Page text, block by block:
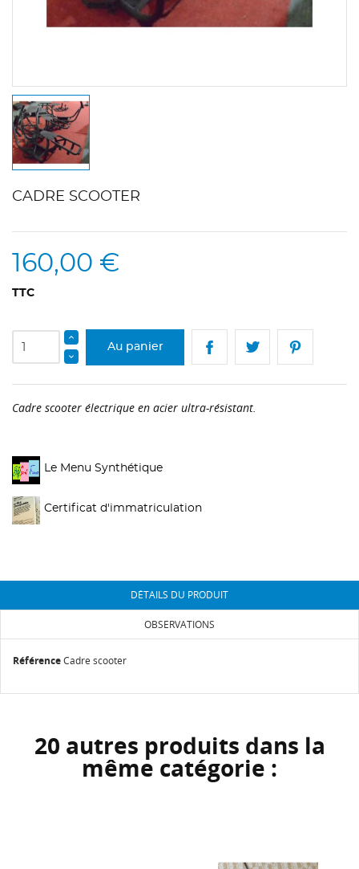
CADRE SCOOTER
160,00 €
TTC
Au panier
Cadre scooter électrique en acier ultra-résistant.
Le Menu Synthétique
Certificat d'immatriculation
DÉTAILS DU PRODUIT
OBSERVATIONS
RéférenceCadre scooter
20 autres produits dans la
même catégorie :